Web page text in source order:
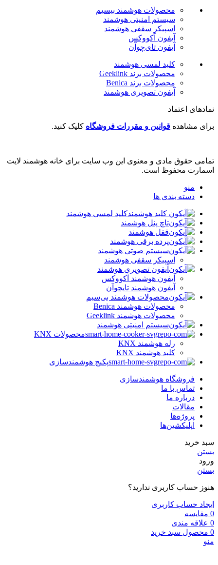
محصولات هوشمند بیسیم
سیستم امنیتی هوشمند
اسپیکر سقفی هوشمند
آیفون آکووکس
آیفون تای‌چوآن
کلید لمسی هوشمند
محصولات برند Geeklink
محصولات برند ‌Benica
آیفون تصویری هوشمند
نمادهای اعتماد
برای مشاهده قوانین و مقررات فروشگاه کلیک کنید.
تمامی حقوق مادی و معنوی این وب سایت برای خانه هوشمند لایت
اسمارت محفوظ است.
منو
دسته بندی ها
کلید لمسی هوشمند
تاچ پنل هوشمند
قفل هوشمند
پرده برقی هوشمند
سیستم صوتی هوشمند
اسپیکر سقفی هوشمند
آیفون تصویری هوشمند
آیفون هوشمند آکووکس
آیفون هوشمند تایچوآن
محصولات هوشمند بی‌سیم
محصولات هوشمند Benica
محصولات هوشمند Geeklink
سیستم امنیتی هوشمند
محصولات KNX
رله هوشمند KNX
کلید هوشمند KNX
پکیج هوشمندسازی
فروشگاه هوشمندسازی
تماس با ما
درباره ما
مقالات
پروژه‌ها
اپلیکشین‌ها
سبد خرید
بستن
ورود
بستن
هنوز حساب کاربری ندارید؟
ایجاد حساب کاربری
0 مقایسه
0 علاقه مندی
0 محصول سبد خرید
منو